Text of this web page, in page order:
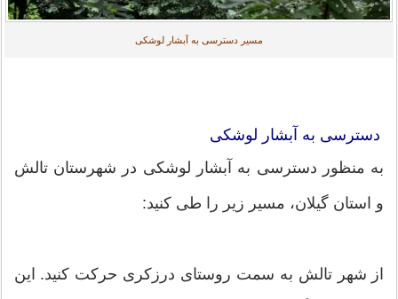
مسیر دسترسی به آبشار لوشکی
دسترسی به آبشار لوشکی
به منظور دسترسی به آبشار لوشکی در شهرستان تالش
و استان گیلان، مسیر زیر را طی کنید:
از شهر تالش به سمت روستای درزکری حرکت کنید. این